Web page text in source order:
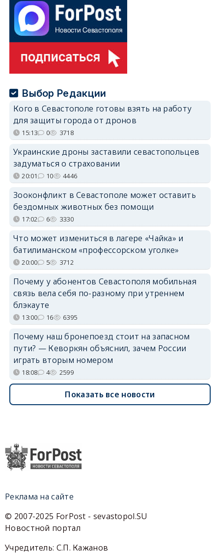
Выбор Редакции
Кого в Севастополе готовы взять на работу
для защиты города от дронов
15:13 0 3718
Украинские дроны заставили севастопольцев
задуматься о страховании
20:01 10 4446
Зооконфликт в Севастополе может оставить
бездомных животных без помощи
17:02 6 3330
Что может измениться в лагере «Чайка» и
батилиманском «профессорском уголке»
20:00 5 3712
Почему у абонентов Севастополя мобильная
связь вела себя по-разному при утреннем
блэкауте
13:00 16 6395
Почему наш бронепоезд стоит на запасном
пути? — Кеворкян объяснил, зачем России
играть вторым номером
18:08 4 2599
Показать все новости
Реклама на сайте
© 2007-2025 ForPost - sevastopol.SU
Новостной портал
Учредитель: С.П. Кажанов